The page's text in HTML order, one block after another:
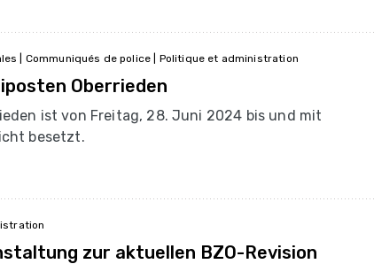
| Communiqués de police | Politique et administration
Oberrieden
ist von Freitag, 28. Juni 2024 bis und mit
besetzt.
zur aktuellen BZO-Revision